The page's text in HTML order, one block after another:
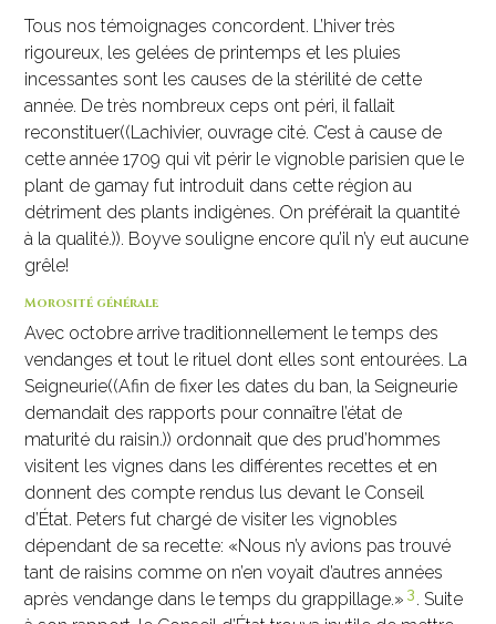
Tous nos témoignages concordent. L’hiver très
rigoureux, les gelées de printemps et les pluies
incessantes sont les causes de la stérilité de cette
année. De très nombreux ceps ont péri, il fallait
reconstituer((Lachivier, ouvrage cité. C’est à cause de
cette année 1709 qui vit périr le vignoble parisien que le
plant de gamay fut introduit dans cette région au
détriment des plants indigènes. On préférait la quantité
à la qualité.)). Boyve souligne encore qu’il n’y eut aucune
grêle!
Morosité générale
Avec octobre arrive traditionnellement le temps des
vendanges et tout le rituel dont elles sont entourées. La
Seigneurie((Afin de fixer les dates du ban, la Seigneurie
demandait des rapports pour connaître l’état de
maturité du raisin.)) ordonnait que des prud’hommes
visitent les vignes dans les différentes recettes et en
donnent des compte rendus lus devant le Conseil
d’État. Peters fut chargé de visiter les vignobles
dépendant de sa recette: «Nous n’y avions pas trouvé
tant de raisins comme on n’en voyait d’autres années
après vendange dans le temps du grappillage.» 3. Suite